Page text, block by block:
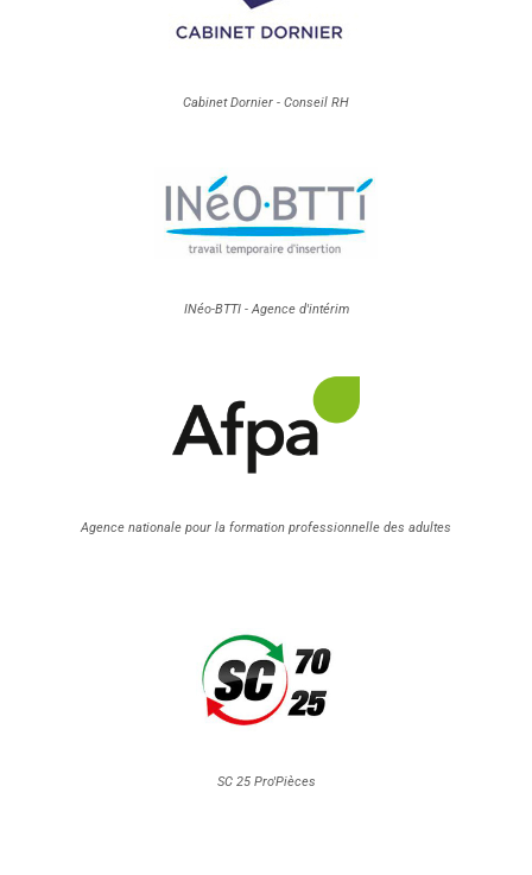
Cabinet Dornier - Conseil RH
INéo-BTTI - Agence d'intérim
Agence nationale pour la formation professionnelle des adultes
SC 25 Pro'Pièces